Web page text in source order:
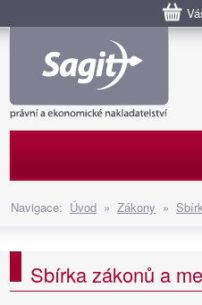
Navigace: Úvod » Zákony »
Sbírka zákonů a